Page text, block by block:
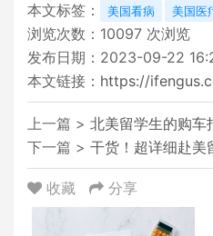
本文标签：
美国看病 美国医
浏览次数： 10097 次浏览
发布日期：2023-09-22
本文链接： https://
上一篇 > 北美留学生的购车
下一篇 > 干货！超详细赴美
收藏 分享